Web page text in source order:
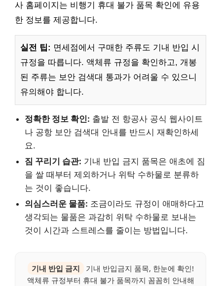
사 홈페이지는 비행기 휴대 불가 품목 확인에 유용
한 정보를 제공합니다.
실전 팁: 면세점에서 구매한 주류도 기내 반입 시
규정을 따릅니다. 액체류 규정을 확인하고, 개봉
된 주류는 보안 검색대 통과가 어려울 수 있으니
유의해야 합니다.
정확한 정보 확인: 출발 전 항공사 공식 웹사이트
나 공항 보안 검색대 안내를 반드시 재확인하세
요.
짐 꾸리기 습관: 기내 반입 금지 품목은 애초에 짐
을 쌀 때부터 제외하거나 위탁 수하물로 분류하
는 것이 좋습니다.
의심스러운 물품: 조금이라도 규정이 애매하다고
생각되는 물품은 과감히 위탁 수하물로 보내는
것이 시간과 스트레스를 줄이는 방법입니다.
기내 반입 금지
기내 반입금지 품목, 한눈에 확인!
액체류 규정부터 휴대 불가 품목까지 꼼꼼히 안내해